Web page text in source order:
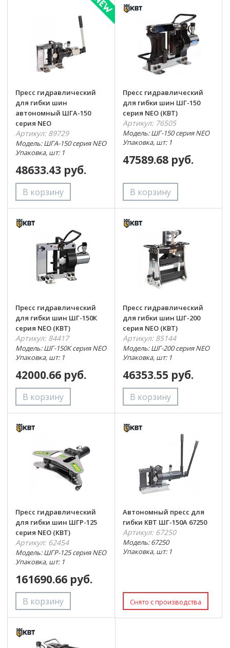
Пресс гидравлический
для гибки шин
автономный ШГА-150
серия NEO
Артикул: 89729
Модель: ШГА-150 серия NEO
Упаковка, шт: 1
48633.43 руб.
Пресс гидравлический
для гибки шин ШГ-150
серия NEO (КВТ)
Артикул: 76505
Модель: ШГ-150 серия NEO
Упаковка, шт: 1
47589.68 руб.
Пресс гидравлический
для гибки шин ШГ-150К
серия NEO (КВТ)
Артикул: 84417
Модель: ШГ-150К серия NEO
Упаковка, шт: 1
42000.66 руб.
Пресс гидравлический
для гибки шин ШГ-200
серия NEO (КВТ)
Артикул: 85144
Модель: ШГ-200 серия NEO
Упаковка, шт: 1
46353.55 руб.
Пресс гидравлический
для гибки шин ШГР-125
серия NEO (КВТ)
Артикул: 62454
Модель: ШГР-125 серия NEO
Упаковка, шт: 1
161690.66 руб.
Автономный пресс для
гибки КВТ ШГ-150А 67250
Артикул: 67250
Модель: 67250
Упаковка, шт: 1